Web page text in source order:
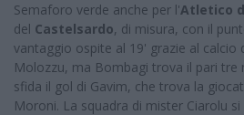
Semaforo verde anche per l'Atletico
del Castelsardo, di misura, con il
vantaggio ospite al 19' grazie al
Molozzu, ma Bombagi trova il pari tre
sfida il gol di Gavim, che trova la
Moroni. La squadra di mister Ciarolu